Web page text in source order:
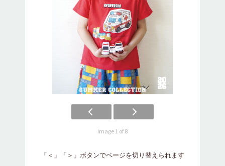
Image 1 of 8
「＜」「＞」ボタンでページを切り替えられます